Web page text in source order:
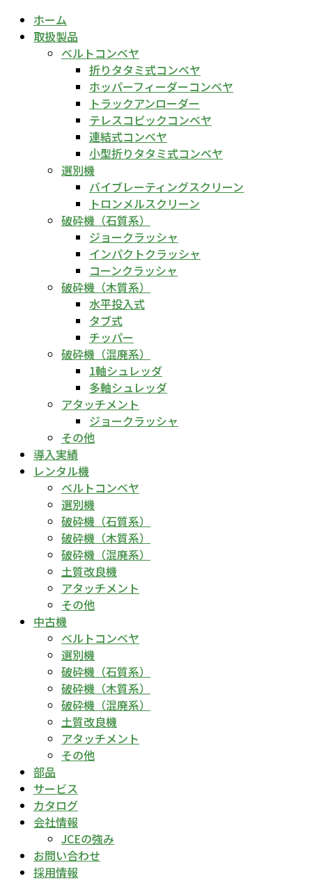
ホーム
取扱製品
ベルトコンベヤ
折りタタミ式コンベヤ
ホッパーフィーダーコンベヤ
トラックアンローダー
テレスコピックコンベヤ
連結式コンベヤ
小型折りタタミ式コンベヤ
選別機
バイブレーティングスクリーン
トロンメルスクリーン
破砕機（石質系）
ジョークラッシャ
インパクトクラッシャ
コーンクラッシャ
破砕機（木質系）
水平投入式
タブ式
チッパー
破砕機（混廃系）
1軸シュレッダ
多軸シュレッダ
アタッチメント
ジョークラッシャ
その他
導入実績
レンタル機
ベルトコンベヤ
選別機
破砕機（石質系）
破砕機（木質系）
破砕機（混廃系）
土質改良機
アタッチメント
その他
中古機
ベルトコンベヤ
選別機
破砕機（石質系）
破砕機（木質系）
破砕機（混廃系）
土質改良機
アタッチメント
その他
部品
サービス
カタログ
会社情報
JCEの強み
お問い合わせ
採用情報